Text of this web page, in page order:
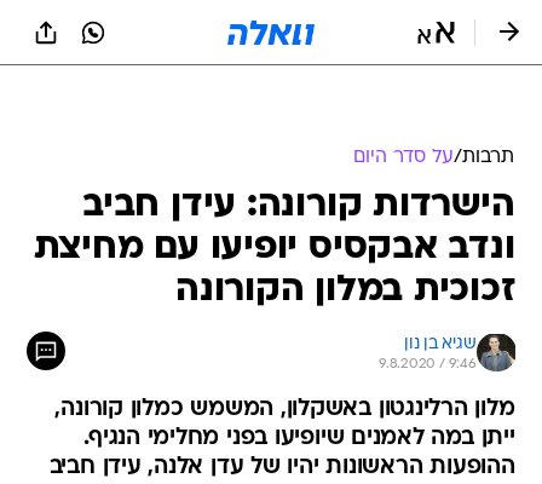
תרבות/על סדר היום
הישרדות קורונה: עידן חביב
ונדב אבקסיס יופיעו עם מחיצת
זכוכית במלון הקורונה
שגיא בן נון
9.8.2020 / 9:46
מלון הרלינגטון באשקלון, המשמש כמלון קורונה,
ייתן במה לאמנים שיופיעו בפני מחלימי הנגיף.
ההופעות הראשונות יהיו של עדן אלנה, עידן חביב